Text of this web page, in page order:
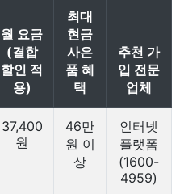
월 요금
(결합
할인 적
용)
최대
현금
사은
품 혜
택
추천 가
입 전문
업체
37,400
원
46만
원 이
상
인터넷
플랫폼
(1600-
4959)